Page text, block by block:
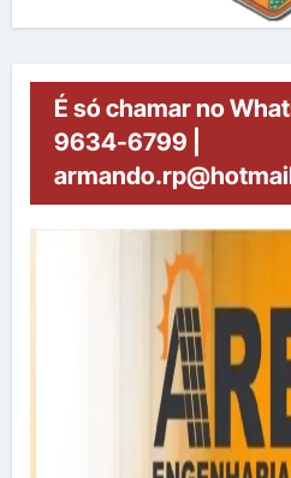
É só chamar no
9634-6799 |